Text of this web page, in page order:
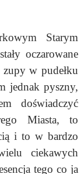
Starym
oczarowane
w pudełku
jednak pyszny,
doświadczyć
Miasta, to
i to w bardzo
ciekawych
tego co ja